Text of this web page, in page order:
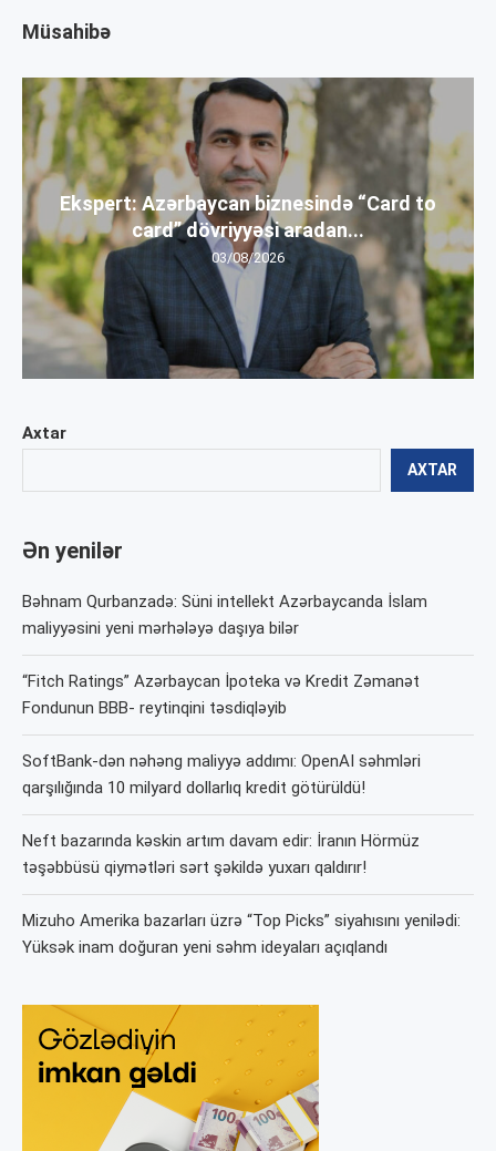
Axtar
AXTAR
Ən yenilər
Bəhnam Qurbanzadə: Süni intellekt Azərbaycanda İslam
maliyyəsini yeni mərhələyə daşıya bilər
“Fitch Ratings” Azərbaycan İpoteka və Kredit Zəmanət
Fondunun BBB- reytinqini təsdiqləyib
SoftBank-dən nəhəng maliyyə addımı: OpenAI səhmləri
qarşılığında 10 milyard dollarlıq kredit götürüldü!
Neft bazarında kəskin artım davam edir: İranın Hörmüz
təşəbbüsü qiymətləri sərt şəkildə yuxarı qaldırır!
Mizuho Amerika bazarları üzrə “Top Picks” siyahısını yenilədi:
Yüksək inam doğuran yeni səhm ideyaları açıqlandı
Müsahibə
Ekspert: Azərbaycan biznesində “Card to
card” dövriyyəsi aradan...
03/08/2026